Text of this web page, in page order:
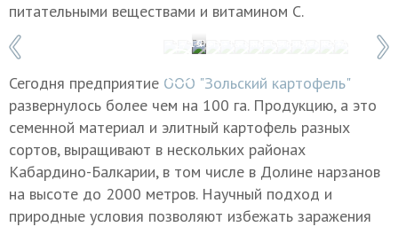
питательными веществами и витамином С.
Фото: Татьяна Свириденко/ТАСС
1 / 13
Сегодня предприятие ООО "Зольский картофель"
развернулось более чем на 100 га. Продукцию, а это
семенной материал и элитный картофель разных
сортов, выращивают в нескольких районах
Кабардино-Балкарии, в том числе в Долине нарзанов
на высоте до 2000 метров. Научный подход и
природные условия позволяют избежать заражения